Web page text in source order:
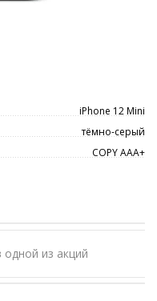
iPhone 12 Mini
тёмно-серый
COPY ААА+
одной из акций